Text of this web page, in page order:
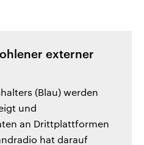
externer
(Blau) werden
und
an Drittplattformen
hat darauf